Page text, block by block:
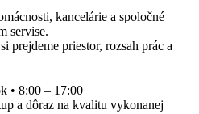
kancelárie a spoločné
servise.
prejdeme priestor, rozsah prác a
• 8:00 – 17:00
a dôraz na kvalitu vykonanej